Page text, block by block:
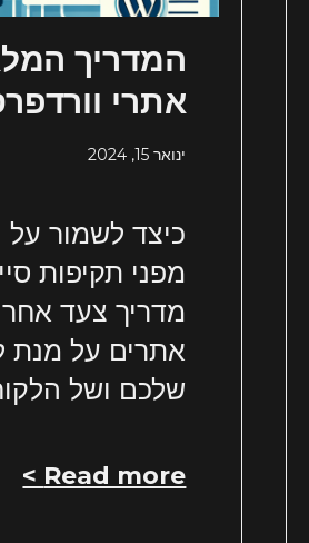
המדריך
אתרי
ינואר 15, 2024
כיצד לשמור
מפני תקיפות
מדריך צעד
אתרים על מנת
שלכם ושל
Read more >